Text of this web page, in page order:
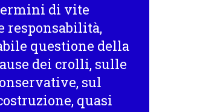
di vite
responsabilità,
questione della
dei crolli, sulle
sul
quasi